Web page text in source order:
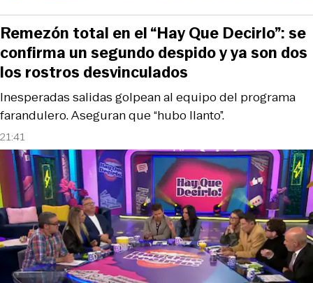
21:41
Inesperadas salidas golpean al equipo del programa
farandulero. Aseguran que “hubo llanto”.
Remezón total en el “Hay Que Decirlo”: se
confirma un segundo despido y ya son dos
los rostros desvinculados